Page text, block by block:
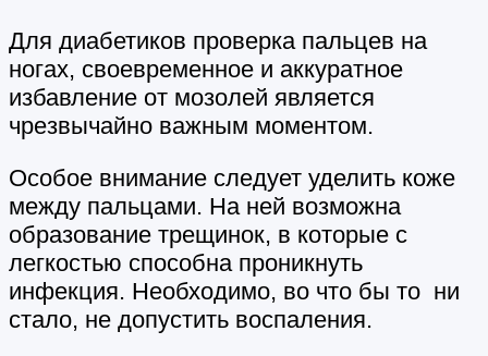
Для диабетиков проверка пальцев на
ногах, своевременное и аккуратное
избавление от мозолей является
чрезвычайно важным моментом.
Особое внимание следует уделить коже
между пальцами. На ней возможна
образование трещинок, в которые с
легкостью способна проникнуть
инфекция. Необходимо, во что бы то ни
стало, не допустить воспаления.